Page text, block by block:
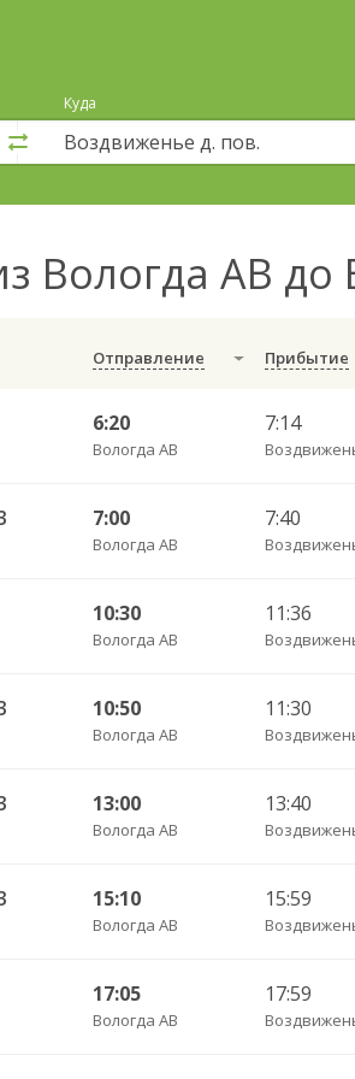
Куда
Вологда АВ до
Отправление Прибытие
6:20
Вологда АВ
7:14
7:00
Вологда АВ
7:40
10:30
Вологда АВ
11:36
10:50
Вологда АВ
11:30
13:00
Вологда АВ
13:40
15:10
Вологда АВ
15:59
17:05
Вологда АВ
17:59